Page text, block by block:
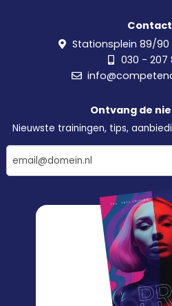
Contact
Stationsplein 89/90
030 - 207
Ontvang de
Nieuwste trainingen, tips,